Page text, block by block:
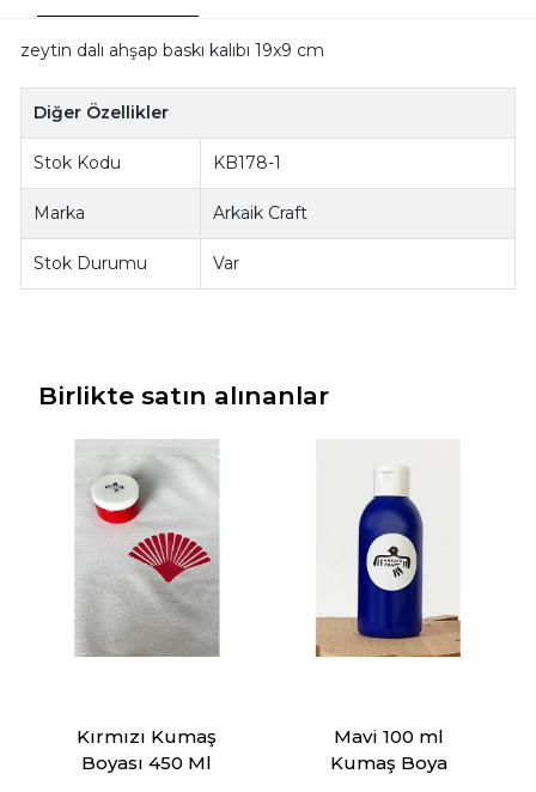
zeytin dalı ahşap baskı kalıbı 19x9 cm
Diğer Özellikler
Stok Kodu KB178-1
Marka Arkaik Craft
Stok Durumu Var
Birlikte satın alınanlar
Kırmızı Kumaş
Boyası 450 Ml
Mavi 100 ml
Kumaş Boya